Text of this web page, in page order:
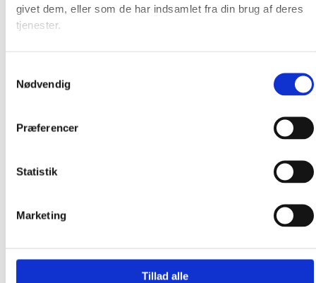
givet dem, eller som de har indsamlet fra din brug af deres
tjenester.
Nødvendig
Præferencer
Statistik
Marketing
Tillad alle
Strikkeopskrifter og bøger
Forhandlere